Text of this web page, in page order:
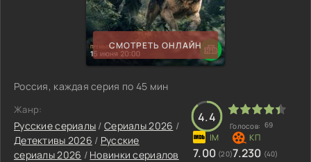
СМОТРЕТЬ ОНЛАЙН
Россия, каждая серия по 45 мин
Жанр:
Русские сериалы /Сериалы 2026 /
Детективы 2026 / Русские
сериалы 2026 / Новинки сериалов
4.4
Голосов: 69
7.00 (20)7.230 (40)